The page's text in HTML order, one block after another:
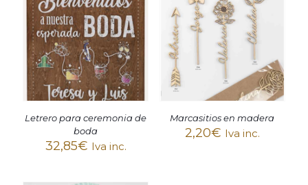
Letrero para ceremonia de
boda
32,85€ Iva inc.
Marcasitios en madera
2,20€ Iva inc.